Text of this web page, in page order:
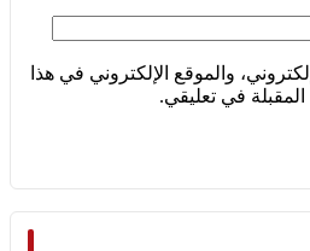
والموقع الإلكتروني في هذا
المقبلة في تعليقي.